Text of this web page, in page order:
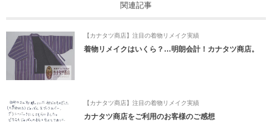
関連記事
【カナタツ商店】注目の着物リメイク実績
着物リメイクはいくら？…明朗会計！カナタツ商店。
【カナタツ商店】注目の着物リメイク実績
カナタツ商店をご利用のお客様のご感想